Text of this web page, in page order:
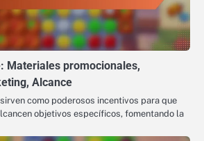
Materiales promocionales,
Alcance
como poderosos incentivos para que
objetivos específicos, fomentando la